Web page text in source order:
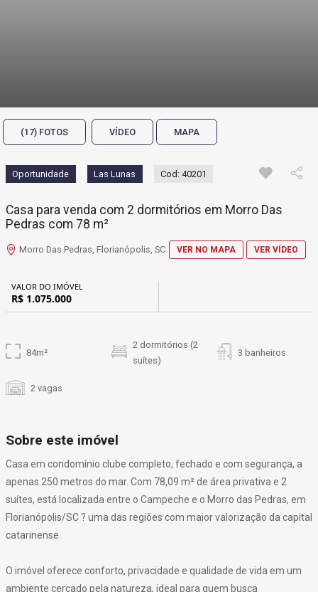
(17) FOTOS VÍDEO MAPA
Oportunidade Las Lunas Cod: 40201
Casa para venda com 2 dormitórios em Morro Das
Pedras com 78 m²
Morro Das Pedras, Florianópolis, SC VER NO MAPA VER VÍDEO
VALOR DO IMÓVEL
R$ 1.075.000
84m²
2 dormitórios (2
suítes)
3 banheiros
2 vagas
Sobre este imóvel
Casa em condomínio clube completo, fechado e com segurança, a
apenas 250 metros do mar. Com 78,09 m² de área privativa e 2
suítes, está localizada entre o Campeche e o Morro das Pedras, em
Florianópolis/SC ? uma das regiões com maior valorização da capital
catarinense.
O imóvel oferece conforto, privacidade e qualidade de vida em um
ambiente cercado pela natureza, ideal para quem busca